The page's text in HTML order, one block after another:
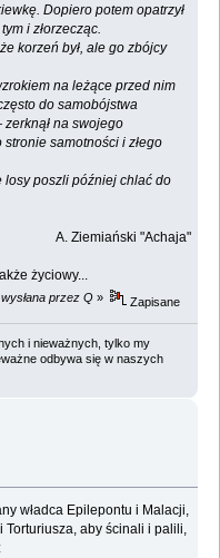
Dopiero potem opatrzył
i złorzecząc.
korzeń był, ale go zbójcy
na leżące przed nim
do samobójstwa
na swojego
samotności i złego
losy poszli później chlać do
A. Ziemiański "Achaja"
życiowy...
przez Q » Zapisane
i nieważnych, tylko my
odbywa się w naszych
władca Epilepontu i Malacji,
Torturiusza, aby ścinali i palili,